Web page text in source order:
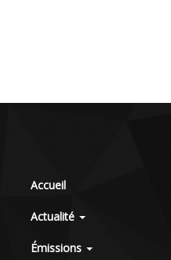
Accueil
Actualité
Émissions